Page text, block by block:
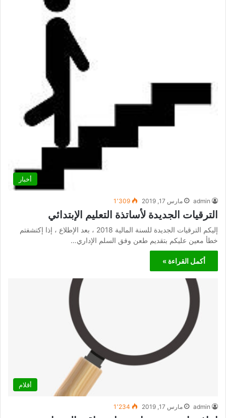
أخبار
admin مارس 17, 2019 1٬309
الترقيات الجديدة لأساتذة التعليم الإبتدائي
إليكم الترقيات الجديدة للسنة المالية 2018 ، بعد الإطلاع ، إذا إكتشفتم
خطأ معين عليكم بتقديم طعن وفق السلم الإداري…
أكمل القراءة »
أقلام
admin مارس 17, 2019 1٬234